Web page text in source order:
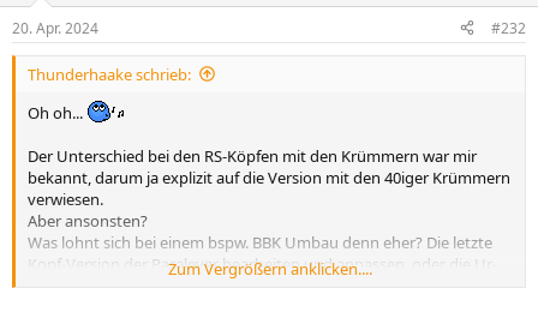
20. Apr. 2024 #232
Thunderhaake schrieb:
Oh oh...
Der Unterschied bei den RS-Köpfen mit den Krümmern war mir
bekannt, darum ja explizit auf die Version mit den 40iger Krümmern
verwiesen.
Aber ansonsten?
Was lohnt sich bei einem bspw. BBK Umbau denn eher? Die letzte
Kopf-Version der Paralever bearbeiten und anpassen, oder die Ur-
Version der RS-Köpfe anpassen und bearbeiten?
Zum Vergrößern anklicken....